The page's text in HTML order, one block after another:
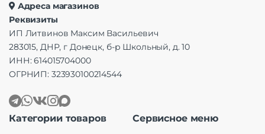
Адреса магазинов
Реквизиты
ИП Литвинов Максим Васильевич
283015, ДНР, г Донецк, б-р Школьный, д. 10
ИНН: 614015704000
ОГРНИП: 323930100214544
Категории товаров Сервисное меню